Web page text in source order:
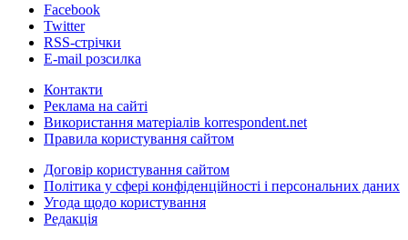
Facebook
Twitter
RSS-стрічки
E-mail розсилка
Контакти
Реклама на сайті
Використання матеріалів korrespondent.net
Правила користування сайтом
Договір користування сайтом
Політика у сфері конфіденційності і персональних даних
Угода щодо користування
Редакція